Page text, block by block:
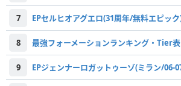
7
8 最強フォーメーションランキング・Tier表
9